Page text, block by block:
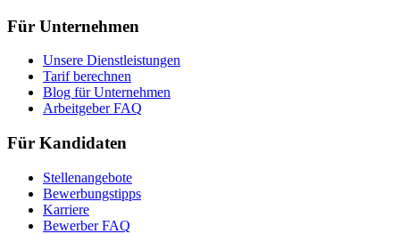
Für Unternehmen
Unsere Dienstleistungen
Tarif berechnen
Blog für Unternehmen
Arbeitgeber FAQ
Für Kandidaten
Stellenangebote
Bewerbungstipps
Karriere
Bewerber FAQ